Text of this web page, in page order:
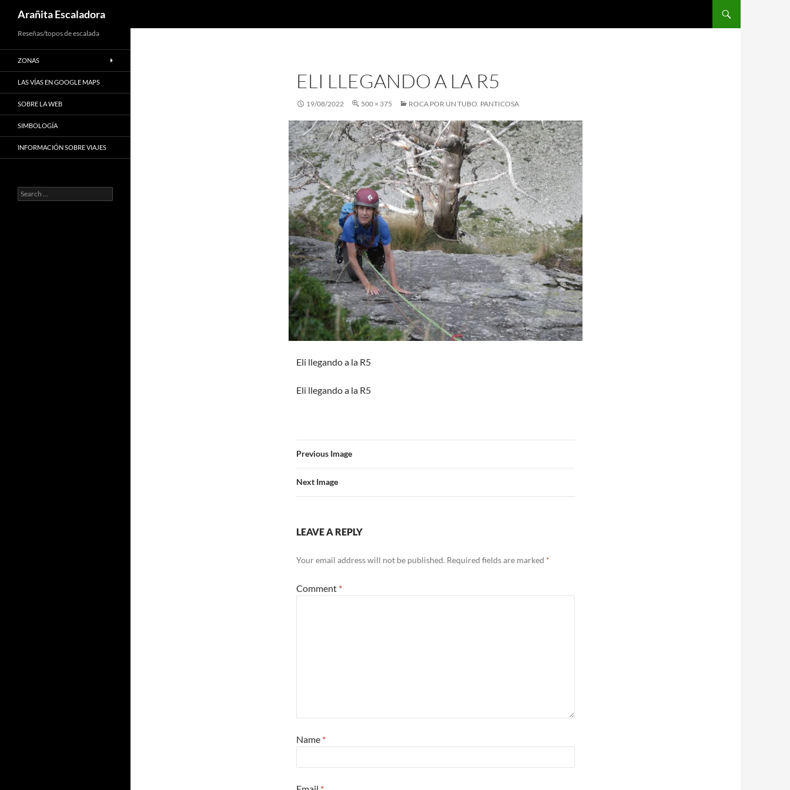
to
content
Arañita Escaladora
ELI LLEGANDO A LA R5
19/08/2022 500 × 375 ROCA POR UN TUBO. PANTICOSA
Eli llegando a la R5
Eli llegando a la R5
Previous Image
Next Image
LEAVE A REPLY
Your email address will not be published. Required fields are marked *
Comment *
Name *
Reseñas/topos de escalada
ZONAS
LAS VÍAS EN GOOGLE MAPS
SOBRE LA WEB
SIMBOLOGÍA
INFORMACIÓN SOBRE VIAJES
Search
for: